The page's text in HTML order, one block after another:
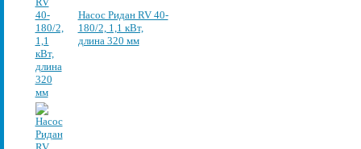
Насос Ридан RV 40-
180/2, 1,1 кВт,
длина 320 мм